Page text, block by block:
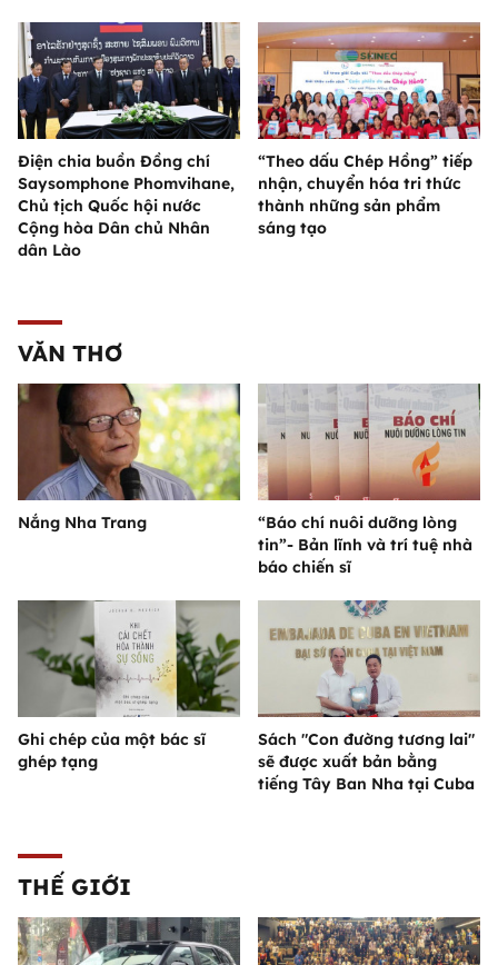
Điện chia buồn Đồng chí
Saysomphone Phomvihane,
Chủ tịch Quốc hội nước
Cộng hòa Dân chủ Nhân
dân Lào
“Theo dấu Chép Hồng” tiếp
nhận, chuyển hóa tri thức
thành những sản phẩm
sáng tạo
VĂN THƠ
Nắng Nha Trang
“Báo chí nuôi dưỡng lòng
tin”- Bản lĩnh và trí tuệ nhà
báo chiến sĩ
Ghi chép của một bác sĩ
ghép tạng
Sách "Con đường tương lai"
sẽ được xuất bản bằng
tiếng Tây Ban Nha tại Cuba
THẾ GIỚI